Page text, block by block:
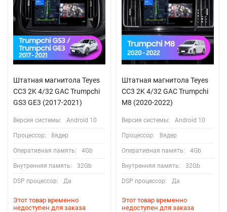
Штатная магнитола Teyes
CC3 2K 4/32 GAC Trumpchi
GS3 GE3 (2017-2021)
Версия системы: Android 10
Процессор: 8ядер
Оперативная память: 4Gb
Внутренняя память: 32Gb
DSP процессор: Да
Этот товар временно
недоступен для заказа
Штатная магнитола Teyes
CC3 2K 4/32 GAC Trumpchi
M8 (2020-2022)
Версия системы: Android 10
Процессор: 8ядер
Оперативная память: 4Gb
Внутренняя память: 32Gb
DSP процессор: Да
Этот товар временно
недоступен для заказа